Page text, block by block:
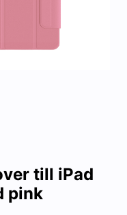
till iPad
pink